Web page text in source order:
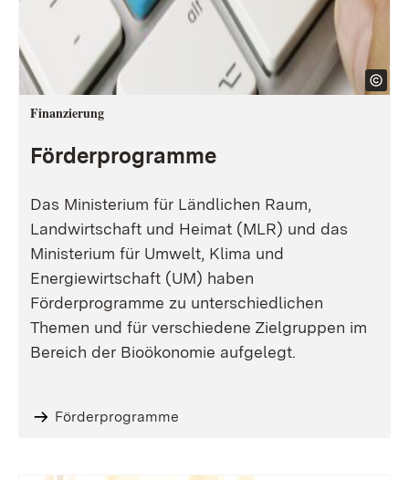
Finanzierung
Förderprogramme
Das Ministerium für Ländlichen Raum,
Landwirtschaft und Heimat (MLR) und das
Ministerium für Umwelt, Klima und
Energiewirtschaft (UM) haben
Förderprogramme zu unterschiedlichen
Themen und für verschiedene Zielgruppen im
Bereich der Bioökonomie aufgelegt.
Förderprogramme